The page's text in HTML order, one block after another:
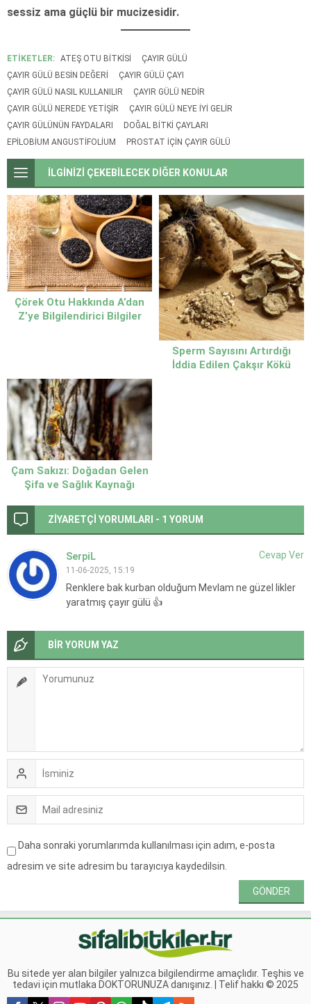
sessiz ama güçlü bir mucizesidir.
ETİKETLER: ATEŞ OTU BITKISI
ÇAYIR GÜLÜ
ÇAYIR GÜLÜ BESIN DEĞERI
ÇAYIR GÜLÜ ÇAYI
ÇAYIR GÜLÜ NASIL KULLANILIR
ÇAYIR GÜLÜ NEDIR
ÇAYIR GÜLÜ NEREDE YETIŞIR
ÇAYIR GÜLÜ NEYE IYI GELIR
ÇAYIR GÜLÜNÜN FAYDALARI
DOĞAL BITKI ÇAYLARI
EPILOBIUM ANGUSTIFOLIUM
PROSTAT IÇIN ÇAYIR GÜLÜ
İLGİNİZİ ÇEKEBİLECEK DİĞER KONULAR
Çörek Otu Hakkında A’dan
Z’ye Bilgilendirici Bilgiler
Sperm Sayısını Artırdığı
İddia Edilen Çakşır Kökü
Çam Sakızı: Doğadan Gelen
Şifa ve Sağlık Kaynağı
ZİYARETÇİ YORUMLARI - 1 YORUM
SerpiL
11-06-2025, 15:19
Renklere bak kurban olduğum Mevlam ne güzel likler
yaratmış çayır gülü 👍
Cevap Ver
BİR YORUM YAZ
Daha sonraki yorumlarımda kullanılması için adım, e-posta
adresim ve site adresim bu tarayıcıya kaydedilsin.
Bu sitede yer alan bilgiler yalnızca bilgilendirme amaçlıdır. Teşhis ve
tedavi için mutlaka DOKTORUNUZA danışınız. | Telif hakkı © 2025